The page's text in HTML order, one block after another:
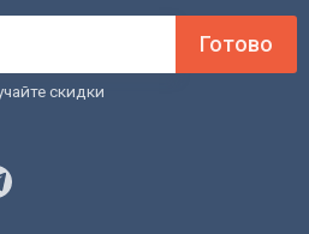
Готово
скидки